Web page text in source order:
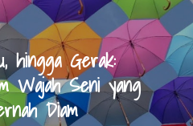
hingga Gerak:
Wajah Seni yang
Diam